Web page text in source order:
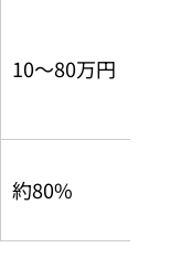
10〜80万円
約80%